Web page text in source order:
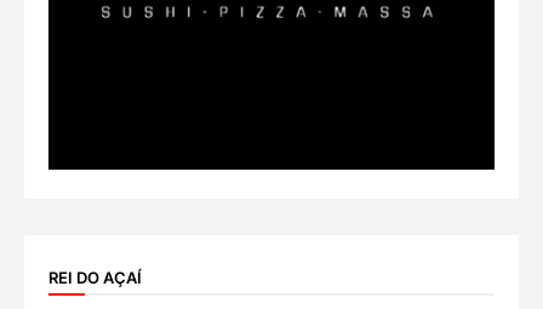
REI DO AÇAÍ